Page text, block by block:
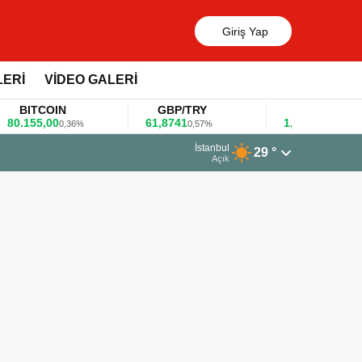
Giriş Yap
VİDEO GALERİ
0,36%
GBP/TRY
61,87410,57%
1,1781
İstanbul
Açık 29 °